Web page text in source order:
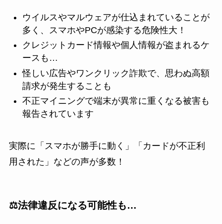
ウイルスやマルウェアが仕込まれていることが
多く、スマホやPCが感染する危険性大！
クレジットカード情報や個人情報が盗まれるケ
ースも…
怪しい広告やワンクリック詐欺で、思わぬ高額
請求が発生することも
不正マイニングで端末が異常に重くなる被害も
報告されています
実際に「スマホが勝手に動く」「カードが不正利
用された」などの声が多数！
⚖️法律違反になる可能性も…